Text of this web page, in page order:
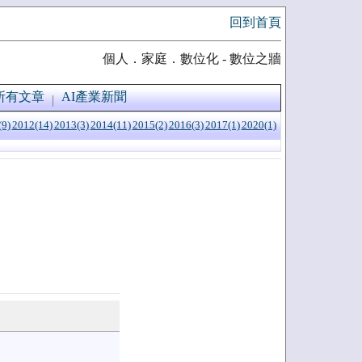
回到首頁
個人．家庭．數位化 - 數位之牆
有文章 AI產業新聞
2012(14)2013(3)2014(11)2015(2)2016(3)2017(1)2020(1)